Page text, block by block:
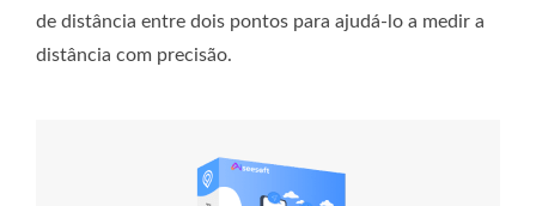
de distância entre dois pontos para ajudá-lo a medir a
distância com precisão.